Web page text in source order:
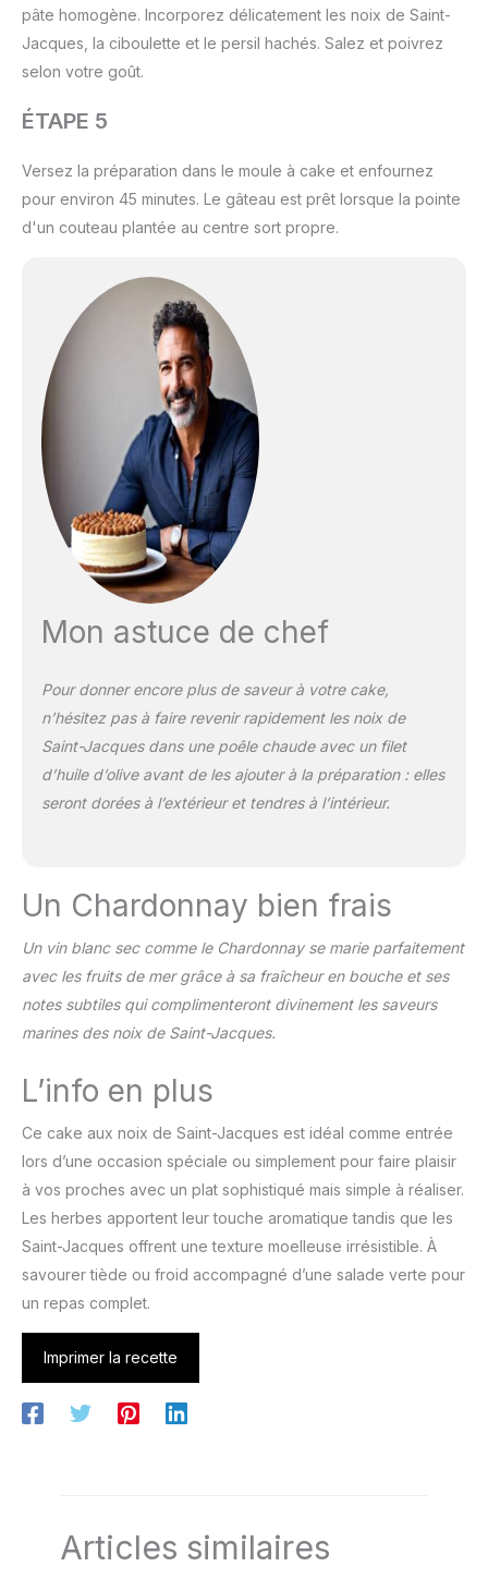
pâte homogène. Incorporez délicatement les noix de Saint-
Jacques, la ciboulette et le persil hachés. Salez et poivrez
selon votre goût.
ÉTAPE 5
Versez la préparation dans le moule à cake et enfournez
pour environ 45 minutes. Le gâteau est prêt lorsque la pointe
d'un couteau plantée au centre sort propre.
Mon astuce de chef
Pour donner encore plus de saveur à votre cake,
n’hésitez pas à faire revenir rapidement les noix de
Saint-Jacques dans une poêle chaude avec un filet
d’huile d’olive avant de les ajouter à la préparation : elles
seront dorées à l’extérieur et tendres à l’intérieur.
Un Chardonnay bien frais
Un vin blanc sec comme le Chardonnay se marie parfaitement
avec les fruits de mer grâce à sa fraîcheur en bouche et ses
notes subtiles qui complimenteront divinement les saveurs
marines des noix de Saint-Jacques.
L’info en plus
Ce cake aux noix de Saint-Jacques est idéal comme entrée
lors d’une occasion spéciale ou simplement pour faire plaisir
à vos proches avec un plat sophistiqué mais simple à réaliser.
Les herbes apportent leur touche aromatique tandis que les
Saint-Jacques offrent une texture moelleuse irrésistible. À
savourer tiède ou froid accompagné d’une salade verte pour
un repas complet.
Imprimer la recette
Articles similaires